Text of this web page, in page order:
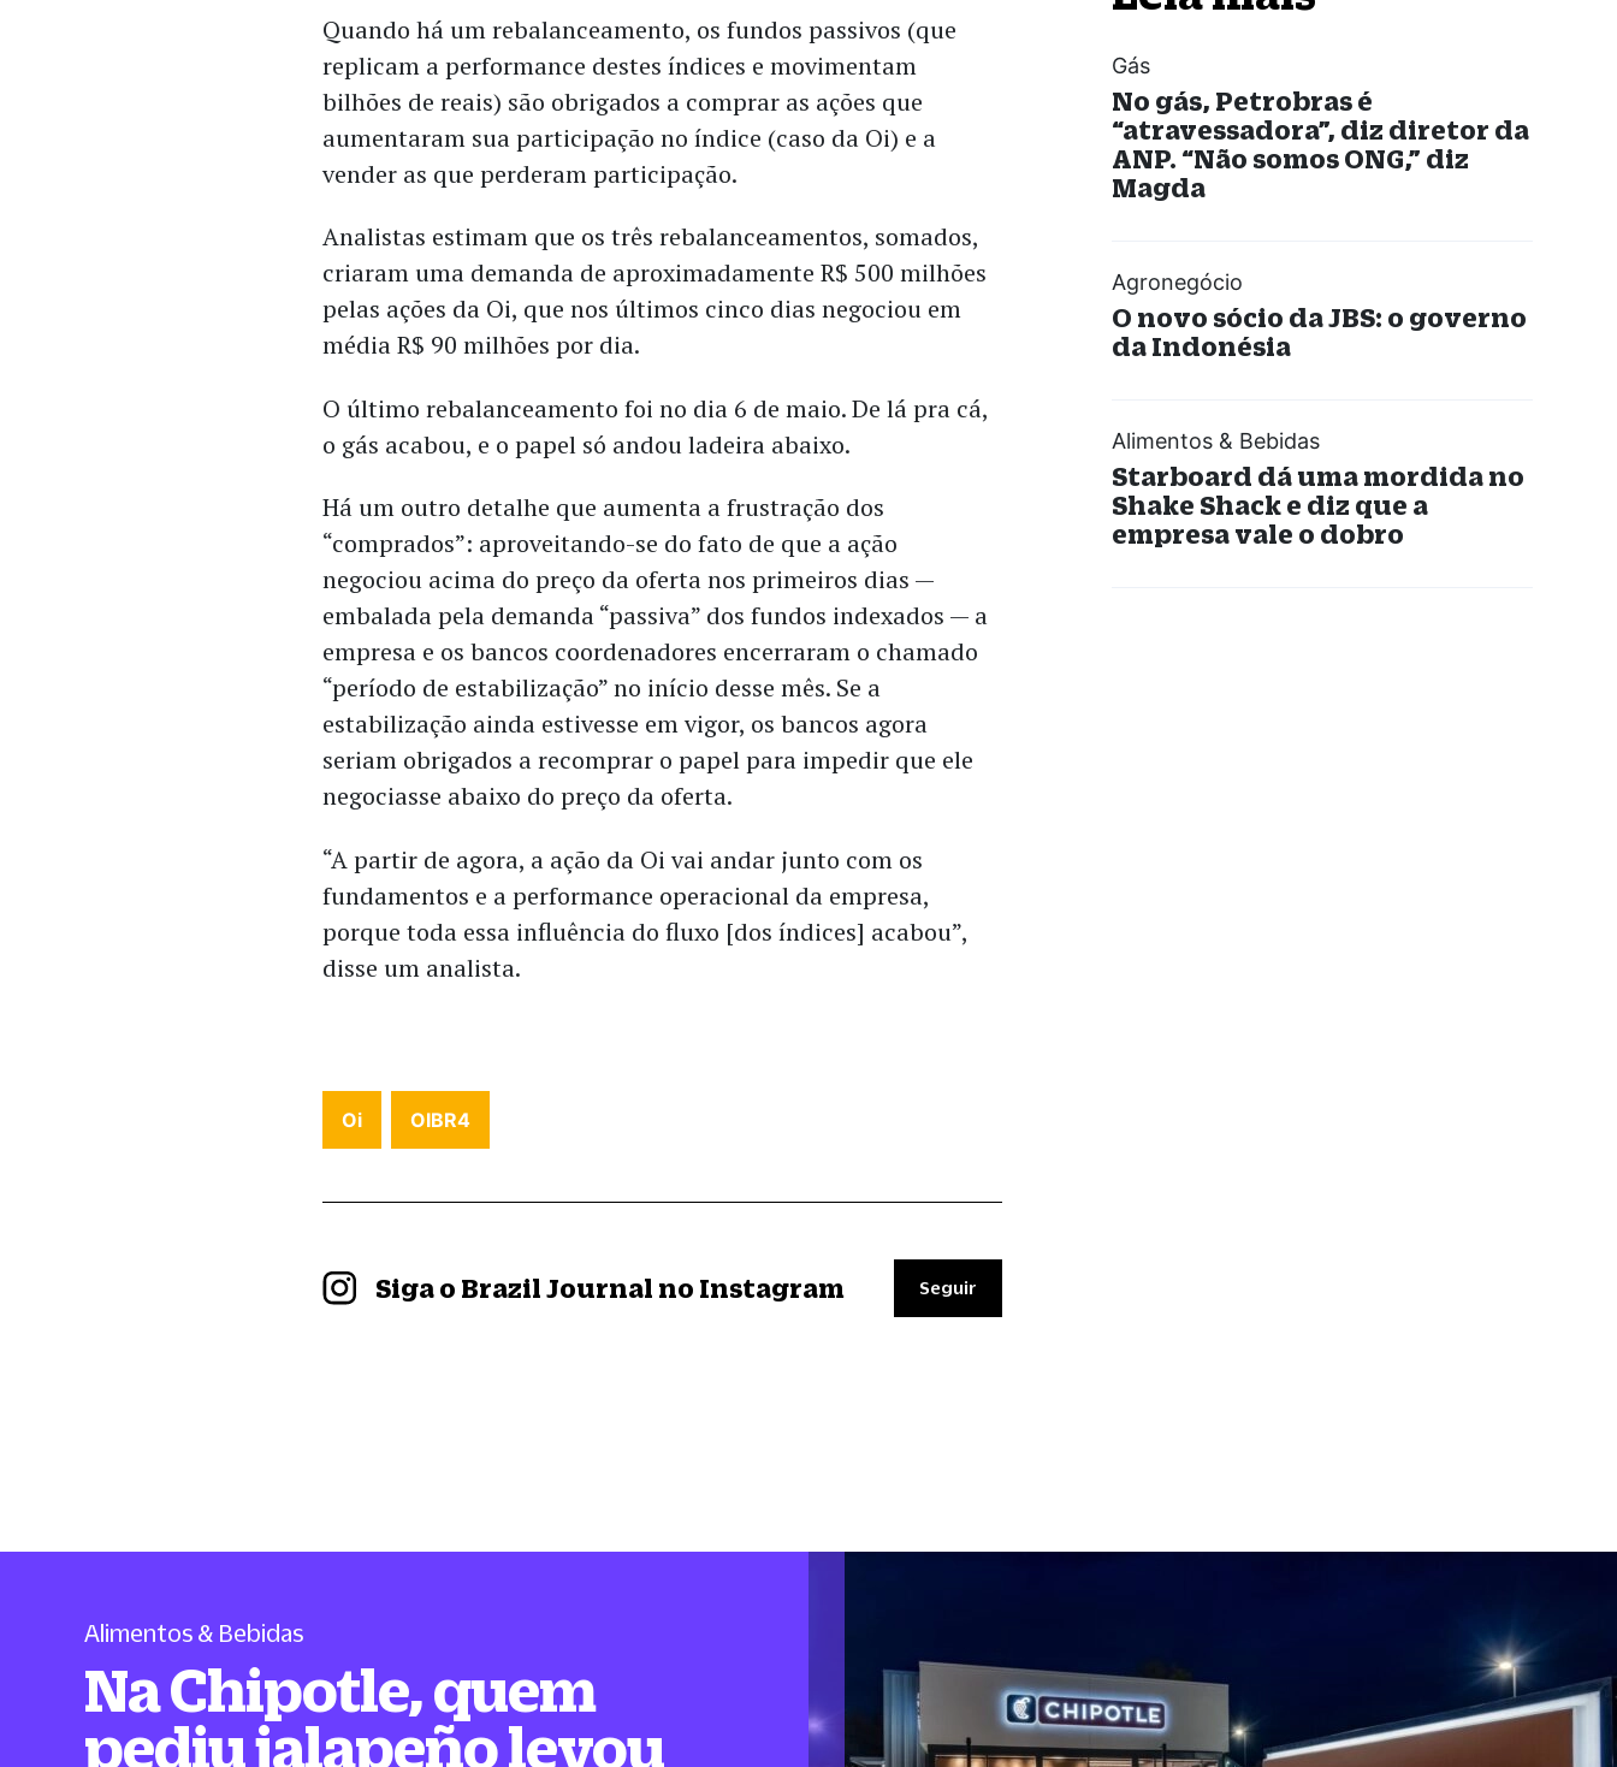
Quando há um rebalanceamento, os fundos passivos (que
replicam a performance destes índices e movimentam
bilhões de reais) são obrigados a comprar as ações que
aumentaram sua participação no índice (caso da Oi) e a
vender as que perderam participação.
Analistas estimam que os três rebalanceamentos, somados,
criaram uma demanda de aproximadamente R$ 500 milhões
pelas ações da Oi, que nos últimos cinco dias negociou em
média R$ 90 milhões por dia.
O último rebalanceamento foi no dia 6 de maio. De lá pra cá,
o gás acabou, e o papel só andou ladeira abaixo.
Há um outro detalhe que aumenta a frustração dos
“comprados”: aproveitando-se do fato de que a ação
negociou acima do preço da oferta nos primeiros dias —
embalada pela demanda “passiva” dos fundos indexados — a
empresa e os bancos coordenadores encerraram o chamado
“período de estabilização” no início desse mês. Se a
estabilização ainda estivesse em vigor, os bancos agora
seriam obrigados a recomprar o papel para impedir que ele
negociasse abaixo do preço da oferta.
“A partir de agora, a ação da Oi vai andar junto com os
fundamentos e a performance operacional da empresa,
porque toda essa influência do fluxo [dos índices] acabou”,
disse um analista.
Oi OIBR4
Siga o Brazil Journal no Instagram Seguir
Gás
No gás, Petrobras é
“atravessadora”, diz diretor da
ANP. “Não somos ONG,” diz
Magda
Agronegócio
O novo sócio da JBS: o governo
da Indonésia
Alimentos & Bebidas
Starboard dá uma mordida no
Shake Shack e diz que a
empresa vale o dobro
Alimentos & Bebidas
Na Chipotle, quem
pediu jalapeño levou